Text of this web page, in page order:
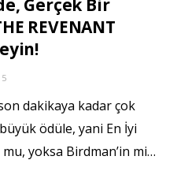
Gerçek Bir
REVENANT
dakikaya kadar çok
ödüle, yani En İyi
mu, yoksa Birdman’in mi…